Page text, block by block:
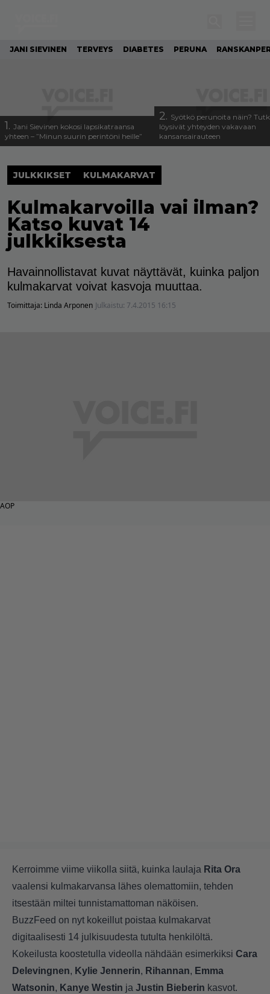
JANI SIEVINEN TERVEYS DIABETES PERUNA
1. Jani Sievinen kokosi lapsikatraansa
yhteen – ”Minun suurin perintöni heille”
2. Syötkö perunoita näin?
löysivät yhteyden vakavaan
kansansairauteen
JULKKIKSET KULMAKARVAT
Kulmakarvoilla vai ilman?
Katso kuvat 14
julkkiksesta
Havainnollistavat kuvat näyttävät, kuinka paljon
kulmakarvat voivat kasvoja muuttaa.
Toimittaja: Linda Arponen Julkaistu: 7.4.2015 16:15
AOP
Kerroimme viime viikolla siitä, kuinka laulaja Rita Ora
vaalensi kulmakarvansa lähes olemattomiin, tehden
itsestään miltei tunnistamattoman näköisen.
BuzzFeed on nyt kokeillut poistaa kulmakarvat
digitaalisesti 14 julkisuudesta tutulta henkilöltä.
Kokeilusta koostetulla videolla nähdään esimerkiksi Cara
Delevingnen, Kylie Jennerin, Rihannan, Emma
Watsonin, Kanye Westin ja Justin Bieberin kasvot.